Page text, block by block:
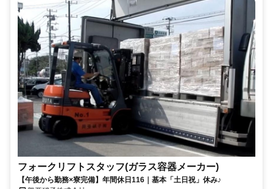
フォークリフトスタッフ(ガラス容器メーカー)
【午後から勤務×寮完備】年間休日116｜基本「土日祝」休み♪